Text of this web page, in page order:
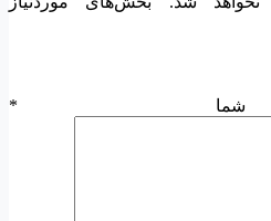
شما *